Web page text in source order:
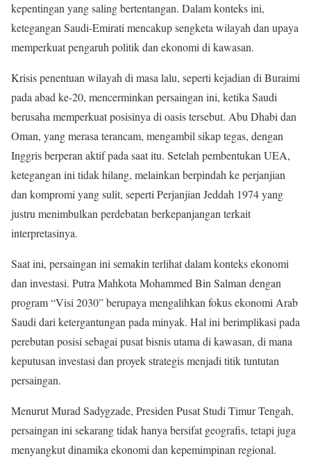
kepentingan yang saling bertentangan. Dalam konteks ini,
ketegangan Saudi-Emirati mencakup sengketa wilayah dan upaya
memperkuat pengaruh politik dan ekonomi di kawasan.
Krisis penentuan wilayah di masa lalu, seperti kejadian di Buraimi
pada abad ke-20, mencerminkan persaingan ini, ketika Saudi
berusaha memperkuat posisinya di oasis tersebut. Abu Dhabi dan
Oman, yang merasa terancam, mengambil sikap tegas, dengan
Inggris berperan aktif pada saat itu. Setelah pembentukan UEA,
ketegangan ini tidak hilang, melainkan berpindah ke perjanjian
dan kompromi yang sulit, seperti Perjanjian Jeddah 1974 yang
justru menimbulkan perdebatan berkepanjangan terkait
interpretasinya.
Saat ini, persaingan ini semakin terlihat dalam konteks ekonomi
dan investasi. Putra Mahkota Mohammed Bin Salman dengan
program “Visi 2030” berupaya mengalihkan fokus ekonomi Arab
Saudi dari ketergantungan pada minyak. Hal ini berimplikasi pada
perebutan posisi sebagai pusat bisnis utama di kawasan, di mana
keputusan investasi dan proyek strategis menjadi titik tuntutan
persaingan.
Menurut Murad Sadygzade, Presiden Pusat Studi Timur Tengah,
persaingan ini sekarang tidak hanya bersifat geografis, tetapi juga
menyangkut dinamika ekonomi dan kepemimpinan regional.